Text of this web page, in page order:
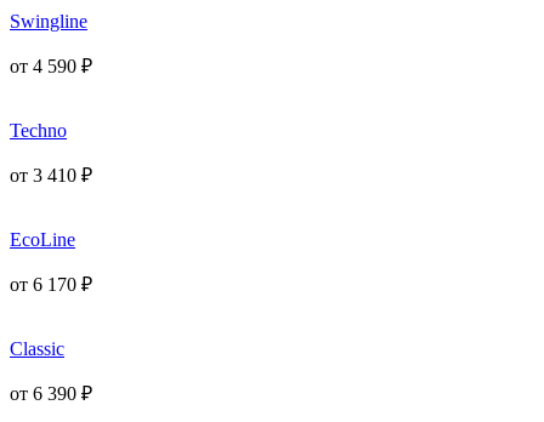
Swingline
от 4 590 ₽
Techno
от 3 410 ₽
EcoLine
от 6 170 ₽
Classic
от 6 390 ₽